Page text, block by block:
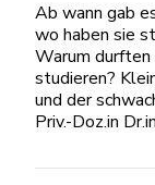
Ab wann gab
wo haben sie
Warum durften
studieren?
und der
Priv.-Doz.in